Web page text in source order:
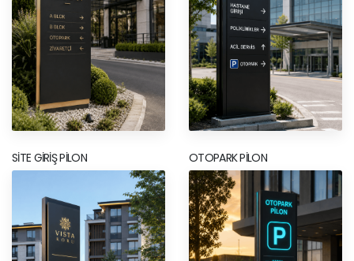
SITE GIRIŞ PILON OTOPARK PILON